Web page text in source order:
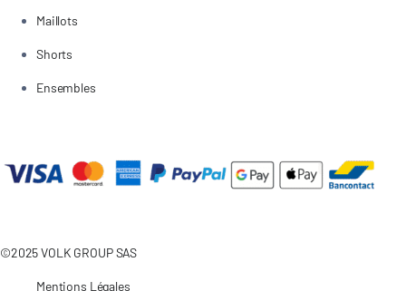
Maillots
Shorts
Ensembles
©2025 VOLK GROUP SAS
Mentions Légales